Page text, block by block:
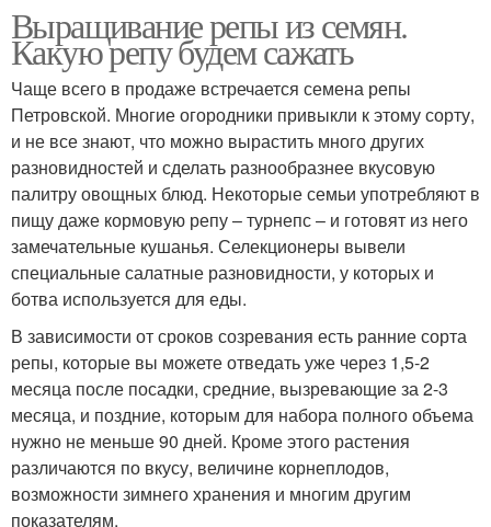
Выращивание репы из семян.
Какую репу будем сажать
Чаще всего в продаже встречается семена репы
Петровской. Многие огородники привыкли к этому сорту,
и не все знают, что можно вырастить много других
разновидностей и сделать разнообразнее вкусовую
палитру овощных блюд. Некоторые семьи употребляют в
пищу даже кормовую репу – турнепс – и готовят из него
замечательные кушанья. Селекционеры вывели
специальные салатные разновидности, у которых и
ботва используется для еды.
В зависимости от сроков созревания есть ранние сорта
репы, которые вы можете отведать уже через 1,5-2
месяца после посадки, средние, вызревающие за 2-3
месяца, и поздние, которым для набора полного объема
нужно не меньше 90 дней. Кроме этого растения
различаются по вкусу, величине корнеплодов,
возможности зимнего хранения и многим другим
показателям.